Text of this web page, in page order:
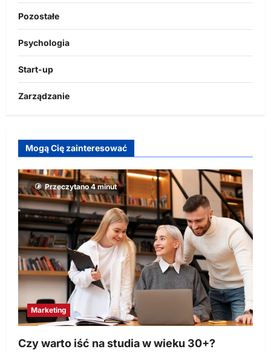
Pozostałe
Psychologia
Start-up
Zarządzanie
Mogą Cię zainteresować
Przeczytano 4 minut
Marketing
Czy warto iść na studia w wieku 30+?